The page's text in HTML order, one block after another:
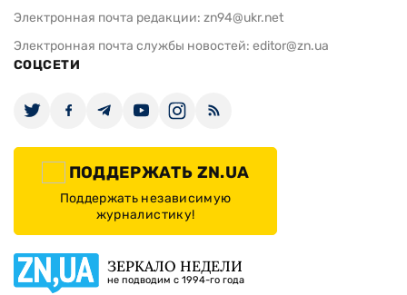
Электронная почта редакции: zn94@ukr.net
Электронная почта службы новостей: editor@zn.ua
СОЦСЕТИ
ПОДДЕРЖАТЬ ZN.UA
Поддержать независимую
журналистику!
ЗЕРКАЛО НЕДЕЛИ
не подводим с 1994-го года